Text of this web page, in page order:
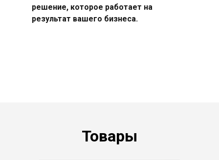
решение, которое работает на
результат вашего бизнеса.
Товары